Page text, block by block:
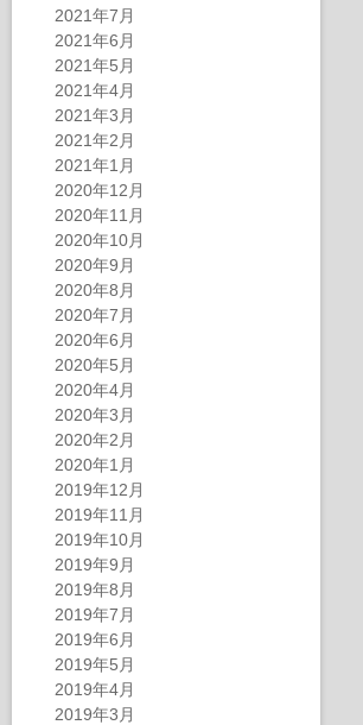
2021年7月
2021年6月
2021年5月
2021年4月
2021年3月
2021年2月
2021年1月
2020年12月
2020年11月
2020年10月
2020年9月
2020年8月
2020年7月
2020年6月
2020年5月
2020年4月
2020年3月
2020年2月
2020年1月
2019年12月
2019年11月
2019年10月
2019年9月
2019年8月
2019年7月
2019年6月
2019年5月
2019年4月
2019年3月